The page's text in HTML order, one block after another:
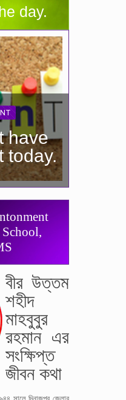
day.
have
today.
বীর উত্তম
শহীদ
মাহবুবুর
রহমান এর
সংক্ষিপ্ত
জীবন কথা